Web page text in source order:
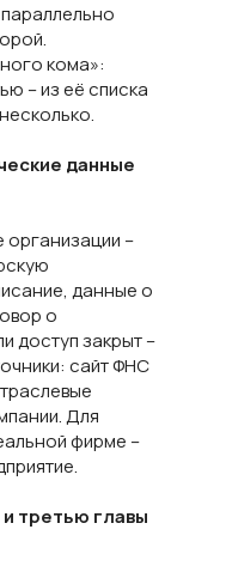
кома»:
– из её списка
данные
организации –
данные о
о
доступ закрыт –
сайт ФНС
Для
фирме –
третью главы